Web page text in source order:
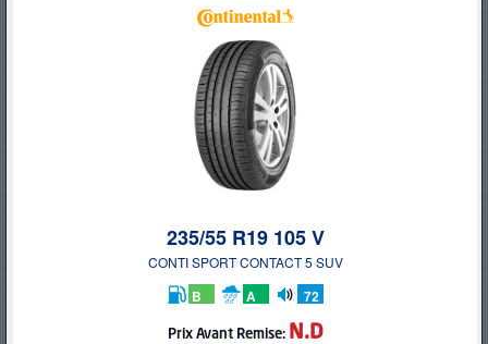
235/55 R19 105 V
CONTI SPORT CONTACT 5 SUV
B A
72
db
Prix Avant Remise: N.D